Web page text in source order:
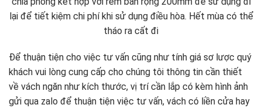
lại để tiết kiệm chi phí khi sử dụng điều hòa. Hết mùa có thể
tháo ra cất đi
Để thuận tiện cho việc tư vấn cũng như tính giá sơ lược quý
khách vui lòng cung cấp cho chúng tôi thông tin cần thiết
về vách ngăn như kích thước, vị trí cần lắp có kèm hình ảnh
gửi qua zalo để thuận tiện việc tư vấn, vách có liền cửa hay